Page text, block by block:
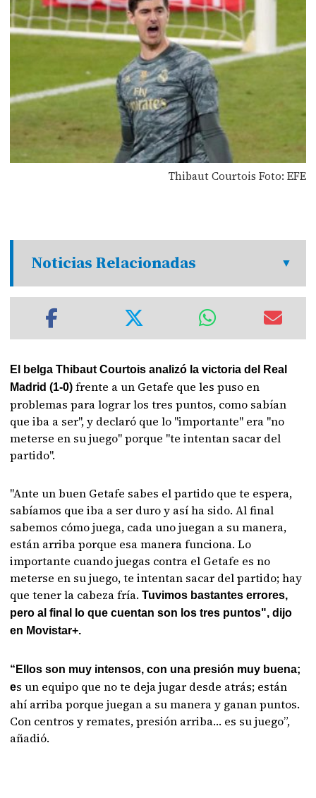
Thibaut Courtois Foto: EFE
Noticias Relacionadas
El belga Thibaut Courtois analizó la victoria del Real
Madrid (1-0) frente a un Getafe que les puso en
problemas para lograr los tres puntos, como sabían
que iba a ser", y declaró que lo "importante" era "no
meterse en su juego" porque "te intentan sacar del
partido".
"Ante un buen Getafe sabes el partido que te espera,
sabíamos que iba a ser duro y así ha sido. Al final
sabemos cómo juega, cada uno juegan a su manera,
están arriba porque esa manera funciona. Lo
importante cuando juegas contra el Getafe es no
meterse en su juego, te intentan sacar del partido; hay
que tener la cabeza fría.Tuvimos bastantes errores,
pero al final lo que cuentan son los tres puntos", dijo
en Movistar+.
“Ellos son muy intensos, con una presión muy buena;
es un equipo que no te deja jugar desde atrás; están
ahí arriba porque juegan a su manera y ganan puntos.
Con centros y remates, presión arriba… es su juego”,
añadió.